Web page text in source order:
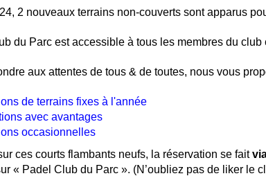
2 nouveaux terrains non-couverts sont apparus
du Parc est accessible à tous les membres du
aux attentes de tous & de toutes, nous vous
de terrains fixes à l'année
avec avantages
occasionnelles
ces courts flambants neufs, la réservation se fait
« Padel Club du Parc ». (N’oubliez pas de liker le